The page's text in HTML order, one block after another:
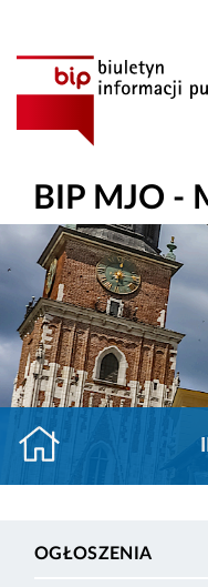
BIP MJO -
OGŁOSZENIA